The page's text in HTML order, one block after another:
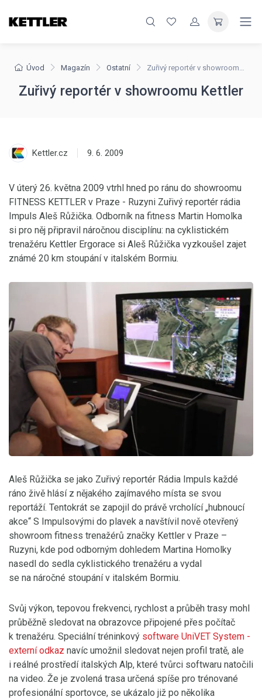
Úvod Magazín Ostatní Zuřivý reportér v showroomu Kettler
Zuřivý reportér v showroomu Kettler
Kettler.cz 9. 6. 2009
V úterý 26. května 2009 vtrhl hned po ránu do showroomu
FITNESS KETTLER v Praze - Ruzyni Zuřivý reportér rádia
Impuls Aleš Růžička. Odborník na fitness Martin Homolka
si pro něj připravil náročnou disciplínu: na cyklistickém
trenažéru Kettler Ergorace si Aleš Růžička vyzkoušel zajet
známé 20 km stoupání v italském Bormiu.
Aleš Růžička se jako Zuřivý reportér Rádia Impuls každé
ráno živě hlásí z nějakého zajímavého místa se svou
reportáží. Tentokrát se zapojil do právě vrcholící „hubnoucí
akce“ S Impulsovými do plavek a navštívil nově otevřený
showroom fitness trenažérů značky Kettler v Praze –
Ruzyni, kde pod odborným dohledem Martina Homolky
nasedl do sedla cyklistického trenažéru a vydal
se na náročné stoupání v italském Bormiu.
Svůj výkon, tepovou frekvenci, rychlost a průběh trasy mohl
průběžně sledovat na obrazovce připojené přes počítač
k trenažéru. Speciální tréninkový software UniVET System -
externí odkaz navíc umožnil sledovat nejen profil tratě, ale
i reálné prostředí italských Alp, které tvůrci softwaru natočili
na video. Že je zvolená trasa určená spíše pro trénované
profesionální sportovce, se ukázalo již po několika